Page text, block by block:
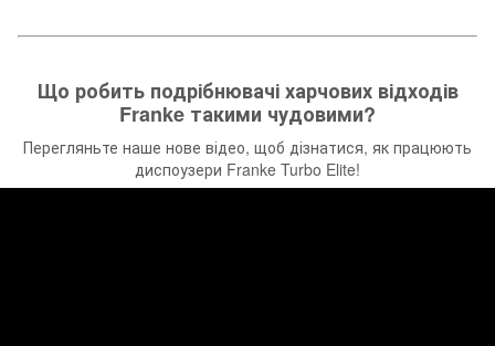
Що робить подрібнювачі харчових відходів
Franke такими чудовими?
Перегляньте наше нове відео, щоб дізнатися, як працюють
диспоузери Franke Turbo Elite!